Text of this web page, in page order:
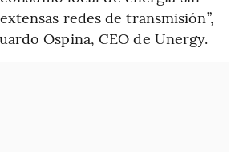
redes de transmisión”,
Ospina, CEO de Unergy.